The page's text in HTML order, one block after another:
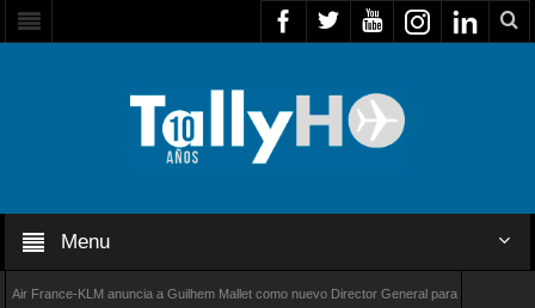
Menu
KLM anuncia a Guilhem Mallet como nuevo Director General para América Latina